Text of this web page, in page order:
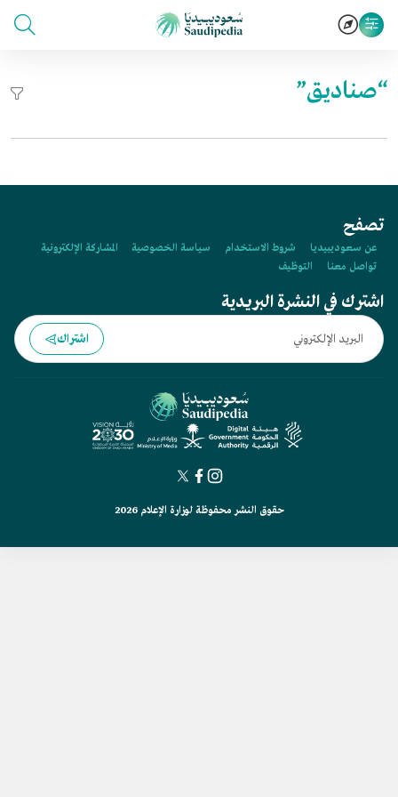
“صناديق”
تصفح
عن سعوديبيديا شروط الاستخدام سياسة الخصوصية
المشاركة الإلكترونية
تواصل معنا
التوظيف
اشترك في النشرة البريدية
اشتراك
حقوق النشر محفوظة لوزارة الإعلام 2026